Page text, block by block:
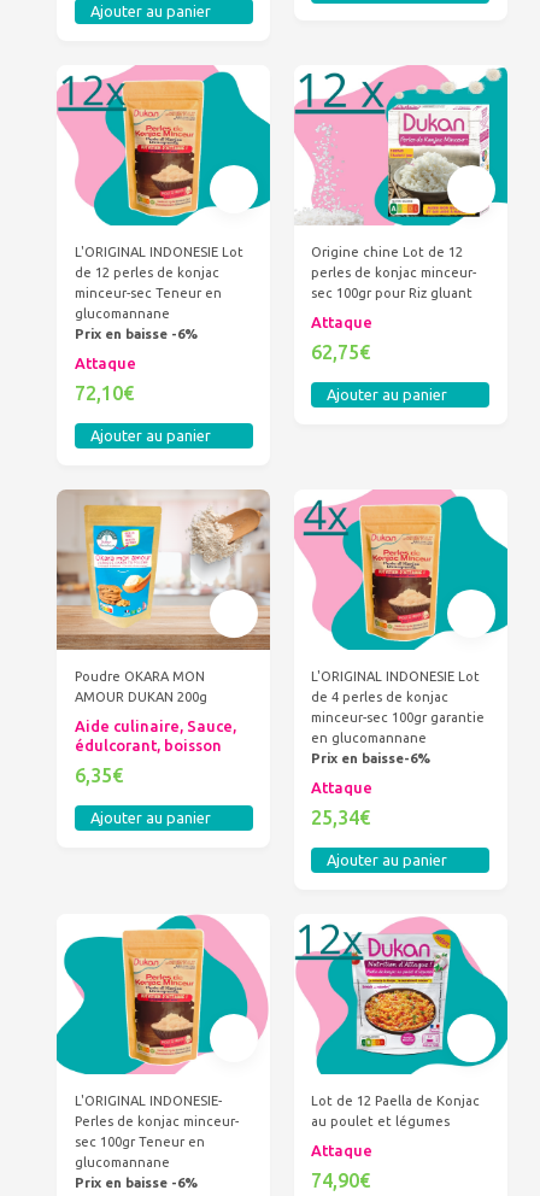
Ajouter au panier
L'ORIGINAL INDONESIE Lot
de 12 perles de konjac
minceur-sec Teneur en
glucomannane
Prix en baisse -6%
Attaque
72,10€
Ajouter au panier
Origine chine Lot de 12
perles de konjac minceur-
sec 100gr pour Riz gluant
Attaque
62,75€
Ajouter au panier
Poudre OKARA MON
AMOUR DUKAN 200g
Aide culinaire, Sauce,
édulcorant, boisson
6,35€
Ajouter au panier
L'ORIGINAL INDONESIE Lot
de 4 perles de konjac
minceur-sec 100gr garantie
en glucomannane
Prix en baisse-6%
Attaque
25,34€
Ajouter au panier
L'ORIGINAL INDONESIE-
Perles de konjac minceur-
sec 100gr Teneur en
glucomannane
Prix en baisse -6%
Lot de 12 Paella de Konjac
au poulet et légumes
Attaque
74,90€